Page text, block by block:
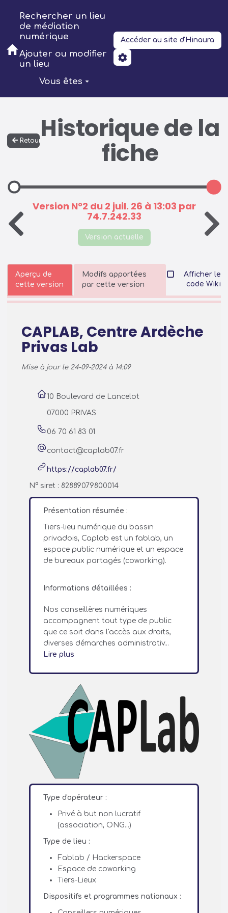
Aller au contenu principal
Rechercher un lieu
de médiation
numérique
Ajouter ou modifier
un lieu
Vous êtes
Accéder au site d'Hinaura
Retour Historique de la
fiche
Version N°2 du 2 juil. 26 à 13:03 par
74.7.242.33
Version actuelle
Aperçu de
cette version
Modifs apportées
par cette version
Afficher le
code Wiki
CAPLAB, Centre Ardèche
Privas Lab
Mise à jour le 24-09-2024 à 14:09
10 Boulevard de Lancelot
07000 PRIVAS
06 70 61 83 01
contact@caplab07.fr
https://caplab07.fr/
N° siret : 82889079800014
Présentation résumée :
Tiers-lieu numérique du bassin
privadois, Caplab est un fablab, un
espace public numérique et un espace
de bureaux partagés (coworking).
Informations détaillées :
Nos conseillères numériques
accompagnent tout type de public
que ce soit dans l'accès aux droits,
diverses démarches administrativ...
Lire plus
Type d'opérateur :
Privé à but non lucratif
(association, ONG...)
Type de lieu :
Fablab / Hackerspace
Espace de coworking
Tiers-Lieux
Dispositifs et programmes nationaux :